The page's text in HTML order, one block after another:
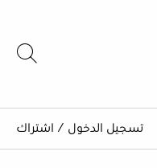
تسجيل الدخول / اشتراك